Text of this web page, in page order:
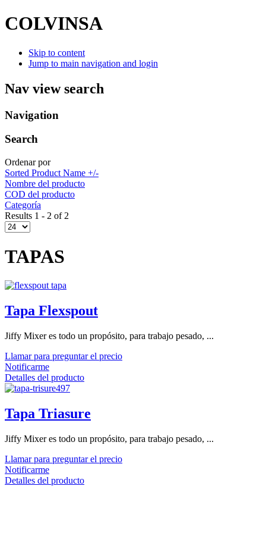
COLVINSA
Skip to content
Jump to main navigation and login
Nav view search
Navigation
Search
Ordenar por
Sorted Product Name +/-
Nombre del producto
COD del producto
Categoría
Results 1 - 2 of 2
TAPAS
Tapa Flexspout
Jiffy Mixer es todo un propósito, para trabajo pesado, ...
Llamar para preguntar el precio
Notificarme
Detalles del producto
Tapa Triasure
Jiffy Mixer es todo un propósito, para trabajo pesado, ...
Llamar para preguntar el precio
Notificarme
Detalles del producto